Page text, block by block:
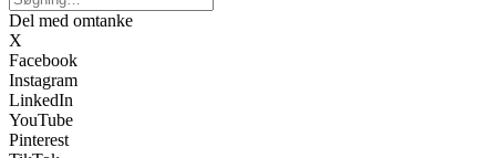
Del med omtanke
X
Facebook
Instagram
LinkedIn
YouTube
Pinterest